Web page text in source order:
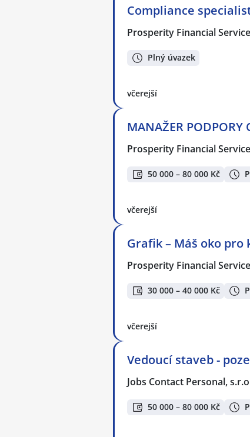
Compliance
Prosperity Financial
Plný úvazek
včerejší
MANAŽER
Prosperity Financial
50 000 – 80 000 Kč
včerejší
Grafik – Máš oko
Prosperity Financial
30 000 – 40 000 Kč
včerejší
Vedoucí staveb -
Jobs Contact Personal,
50 000 – 80 000 Kč